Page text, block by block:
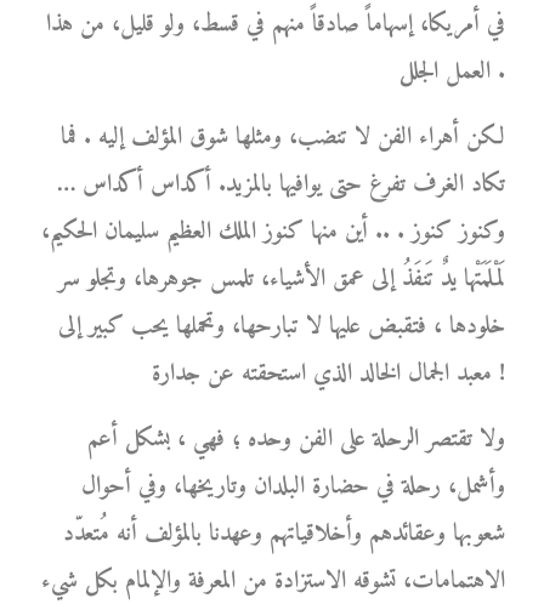
في أمريكا، إسهاماً صادقاً منهم في قسط، ولو قليل، من هذا
العمل الجلل .
لكن أهراء الفن لا تنضب، ومثلها شوق المؤلف إليه . فما
تكاد الغرف تفرغ حتى يوافيها بالمزيد. أكداس أكداس …
وكنوز كنوز . .. أين منها كنوز الملك العظيم سليمان الحكيم،
لَمْلَمَتْها يدٌ تَنفَذُ إلى عمق الأشياء، تلمس جوهرها، وتجلو سر
خلودها ، فتقبض عليها لا تبارحها، وتحملها يحب كبير إلى
معبد الجمال الخالد الذي استحقته عن جدارة !
ولا تقتصر الرحلة على الفن وحده ؛ فهي ، بشكل أعم
وأشمل، رحلة في حضارة البلدان وتاريخها، وفي أحوال
شعوبها وعقائدهم وأخلاقياتهم وعهدنا بالمؤلف أنه مُتعدّد
الاهتمامات، تشوقه الاستزادة من المعرفة والإلمام بكل شيء